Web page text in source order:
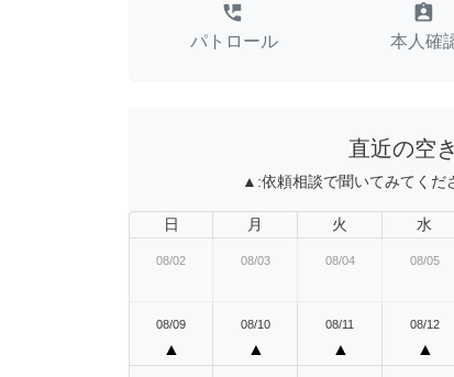
perm_phone_msg
パトロール
assignment_ind
本人確
直近の空
▲:依頼相談で聞いてみてくだ
日 月 火 水
08/02 08/03 08/04 08/05
08/09
▲
08/10
▲
08/11
▲
08/12
▲